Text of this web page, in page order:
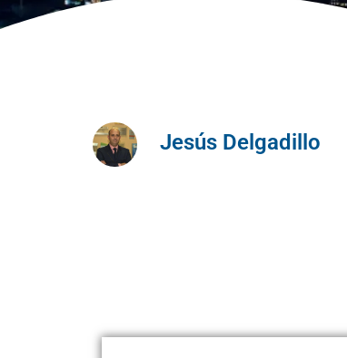
Jesús Delgadillo